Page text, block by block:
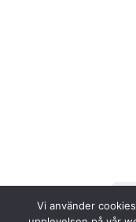
Vi använder